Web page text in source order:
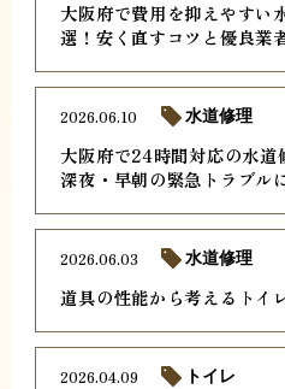
大阪府で費用を抑えやすい
選！安く直すコツと優良業
大阪府で24時間対応の水道
深夜・早朝の緊急トラブル
2026.06.10 水道修理
道具の性能から考えるトイ
2026.06.03 水道修理
2026.04.09 トイレ